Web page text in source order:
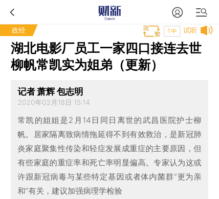
政经 试听
T中
湖北电影厂员工一家四口接连去世
柳帆常凯实为姐弟（更新）
记者 萧辉 包志明
2020年02月18日 15:14
常凯的姐姐是2月14日同日离世的武昌医院护士柳
帆。居家隔离致病情拖延得不到有效救治，是新冠肺
炎家庭聚集性传染和轻症发展成重症的主要原因，但
有些家庭的重症率和死亡率明显偏高。专家认为这或
许跟新冠病毒与某些特定基因或者体内菌群“更为亲
和”有关，建议加强病理学检验